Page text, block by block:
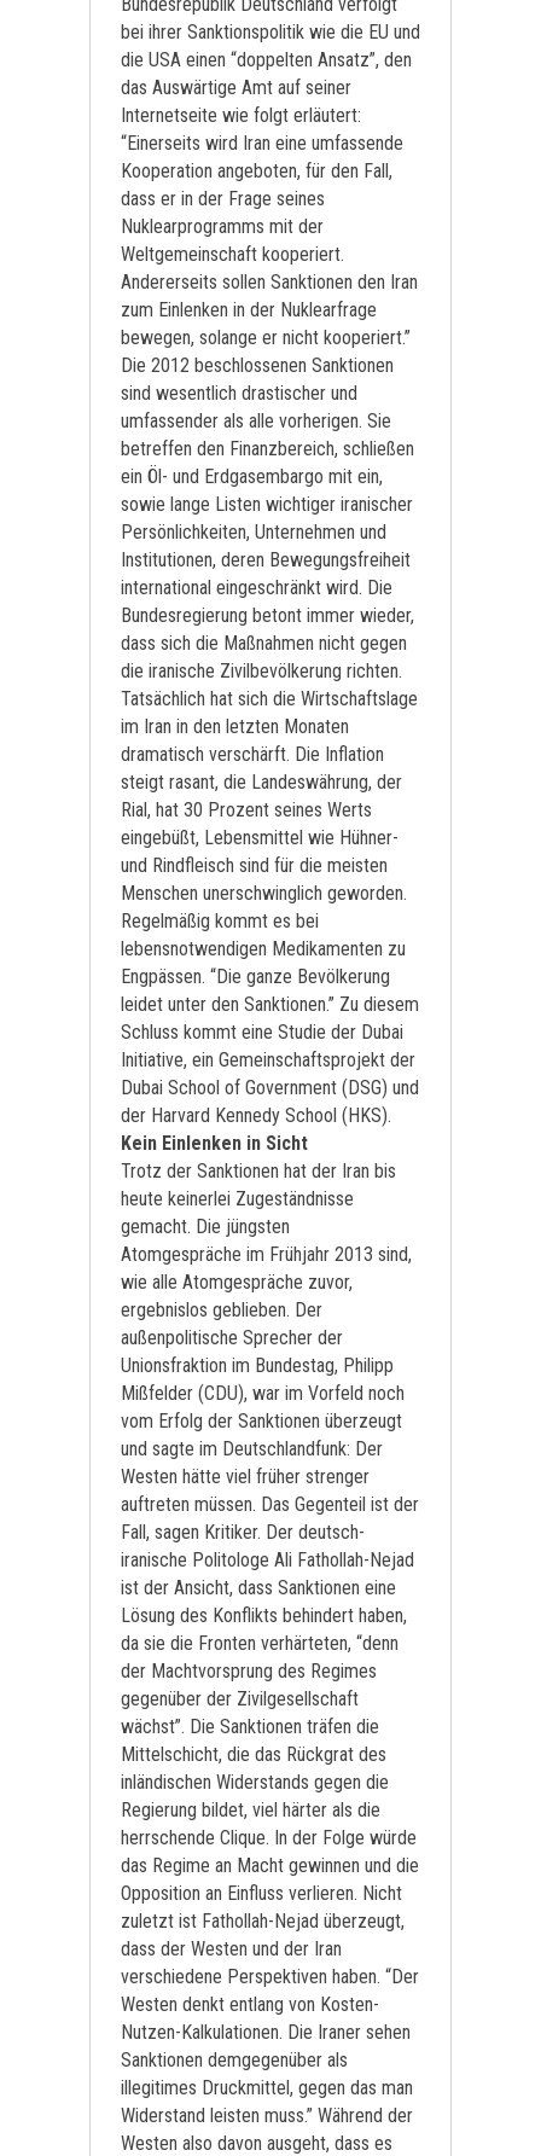
bei ihrer Sanktionspolitik wie die EU und
die USA einen “doppelten Ansatz”, den
das Auswärtige Amt auf seiner
Internetseite wie folgt erläutert:
“Einerseits wird Iran eine umfassende
Kooperation angeboten, für den Fall,
dass er in der Frage seines
Nuklearprogramms mit der
Weltgemeinschaft kooperiert.
Andererseits sollen Sanktionen den Iran
zum Einlenken in der Nuklearfrage
bewegen, solange er nicht kooperiert.”
Die 2012 beschlossenen Sanktionen
sind wesentlich drastischer und
umfassender als alle vorherigen. Sie
betreffen den Finanzbereich, schließen
ein Öl- und Erdgasembargo mit ein,
sowie lange Listen wichtiger iranischer
Persönlichkeiten, Unternehmen und
Institutionen, deren Bewegungsfreiheit
international eingeschränkt wird. Die
Bundesregierung betont immer wieder,
dass sich die Maßnahmen nicht gegen
die iranische Zivilbevölkerung richten.
Tatsächlich hat sich die Wirtschaftslage
im Iran in den letzten Monaten
dramatisch verschärft. Die Inflation
steigt rasant, die Landeswährung, der
Rial, hat 30 Prozent seines Werts
eingebüßt, Lebensmittel wie Hühner-
und Rindfleisch sind für die meisten
Menschen unerschwinglich geworden.
Regelmäßig kommt es bei
lebensnotwendigen Medikamenten zu
Engpässen. “Die ganze Bevölkerung
leidet unter den Sanktionen.” Zu diesem
Schluss kommt eine Studie der Dubai
Initiative, ein Gemeinschaftsprojekt der
Dubai School of Government (DSG) und
der Harvard Kennedy School (HKS).
Kein Einlenken in Sicht
Trotz der Sanktionen hat der Iran bis
heute keinerlei Zugeständnisse
gemacht. Die jüngsten
Atomgespräche im Frühjahr 2013 sind,
wie alle Atomgespräche zuvor,
ergebnislos geblieben. Der
außenpolitische Sprecher der
Unionsfraktion im Bundestag, Philipp
Mißfelder (CDU), war im Vorfeld noch
vom Erfolg der Sanktionen überzeugt
und sagte im Deutschlandfunk: Der
Westen hätte viel früher strenger
auftreten müssen. Das Gegenteil ist der
Fall, sagen Kritiker. Der deutsch-
iranische Politologe Ali Fathollah-Nejad
ist der Ansicht, dass Sanktionen eine
Lösung des Konflikts behindert haben,
da sie die Fronten verhärteten, “denn
der Machtvorsprung des Regimes
gegenüber der Zivilgesellschaft
wächst”. Die Sanktionen träfen die
Mittelschicht, die das Rückgrat des
inländischen Widerstands gegen die
Regierung bildet, viel härter als die
herrschende Clique. In der Folge würde
das Regime an Macht gewinnen und die
Opposition an Einfluss verlieren. Nicht
zuletzt ist Fathollah-Nejad überzeugt,
dass der Westen und der Iran
verschiedene Perspektiven haben. “Der
Westen denkt entlang von Kosten-
Nutzen-Kalkulationen. Die Iraner sehen
Sanktionen demgegenüber als
illegitimes Druckmittel, gegen das man
Widerstand leisten muss.” Während der
Westen also davon ausgeht, dass es